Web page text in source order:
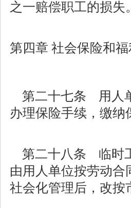
之一赔偿职工的损失。
第四章 社会保险和
第二十七条 用人
办理保险手续，缴纳
第二十八条 临时
由用人单位按劳动
社会化管理后，改按